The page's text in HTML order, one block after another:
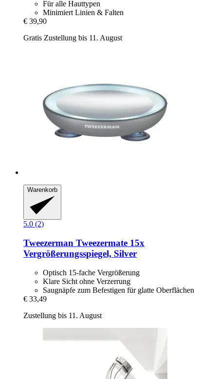
Für alle Hauttypen
Minimiert Linien & Falten
€ 39,90
Gratis Zustellung bis 11. August
Warenkorb
5.0 (2)
Tweezerman Tweezermate 15x
Vergrößerungsspiegel, Silver
Optisch 15-fache Vergrößerung
Klare Sicht ohne Verzerrung
Saugnäpfe zum Befestigen für glatte Oberflächen
€ 33,49
Zustellung bis 11. August